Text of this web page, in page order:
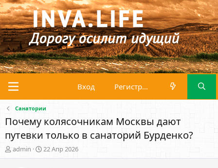
Вход Регистрация
Санатории
Почему колясочникам Москвы дают
путевки только в санаторий Бурденко?
А
в
admin
Д
а
22 Апр 2026